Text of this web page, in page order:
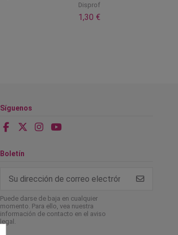
Disprof
1,30 €
Síguenos
Boletín
Puede darse de baja en cualquier
momento. Para ello, vea nuestra
información de contacto en el aviso
legal.